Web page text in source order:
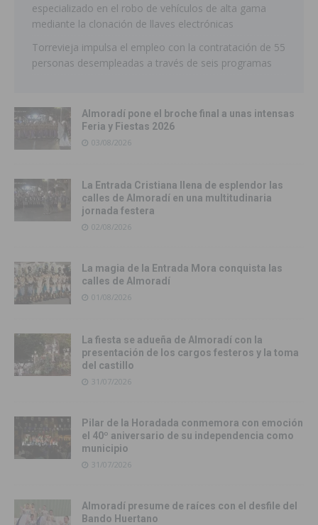
especializado en el robo de vehículos de alta gama
mediante la clonación de llaves electrónicas
Torrevieja impulsa el empleo con la contratación de 55
personas desempleadas a través de seis programas
Almoradí pone el broche final a unas intensas
Feria y Fiestas 2026
03/08/2026
La Entrada Cristiana llena de esplendor las
calles de Almoradí en una multitudinaria
jornada festera
02/08/2026
La magia de la Entrada Mora conquista las
calles de Almoradí
01/08/2026
La fiesta se adueña de Almoradí con la
presentación de los cargos festeros y la toma
del castillo
31/07/2026
Pilar de la Horadada conmemora con emoción
el 40º aniversario de su independencia como
municipio
31/07/2026
Almoradí presume de raíces con el desfile del
Bando Huertano